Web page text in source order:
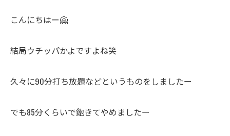
こんにちはー🤗
結局ウチッパかよですよね笑
久々に90分打ち放題などというものをしましたー
でも85分くらいで飽きてやめましたー